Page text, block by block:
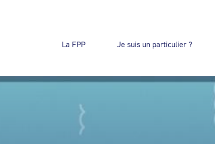
La FPP Je suis un particulier ?